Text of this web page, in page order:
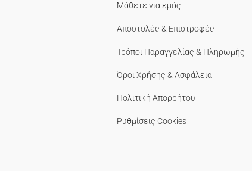
Μάθετε για εμάς
Αποστολές & Επιστροφές
Τρόποι Παραγγελίας & Πληρωμής
Όροι Χρήσης & Ασφάλεια
Πολιτική Απορρήτου
Ρυθμίσεις Cookies